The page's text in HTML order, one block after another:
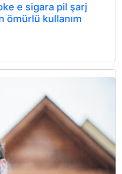
e sigara pil şarj
ömürlü kullanım